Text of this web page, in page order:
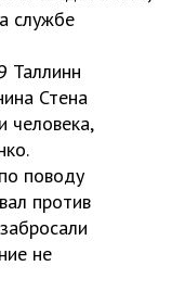
службе
Таллинн
Стена
человека,
поводу
против
не